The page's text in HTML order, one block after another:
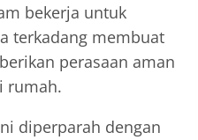
bekerja untuk
terkadang membuat
perasaan aman
rumah.
diperparah dengan